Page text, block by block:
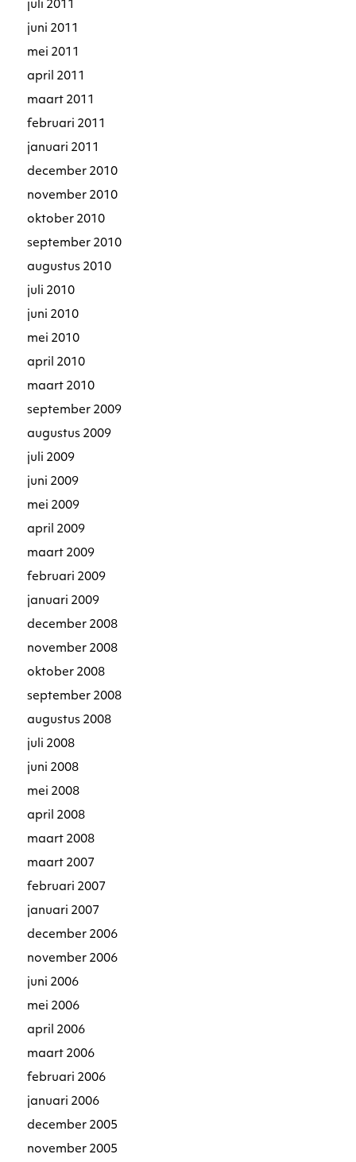
juli 2011
juni 2011
mei 2011
april 2011
maart 2011
februari 2011
januari 2011
december 2010
november 2010
oktober 2010
september 2010
augustus 2010
juli 2010
juni 2010
mei 2010
april 2010
maart 2010
september 2009
augustus 2009
juli 2009
juni 2009
mei 2009
april 2009
maart 2009
februari 2009
januari 2009
december 2008
november 2008
oktober 2008
september 2008
augustus 2008
juli 2008
juni 2008
mei 2008
april 2008
maart 2008
maart 2007
februari 2007
januari 2007
december 2006
november 2006
juni 2006
mei 2006
april 2006
maart 2006
februari 2006
januari 2006
december 2005
november 2005